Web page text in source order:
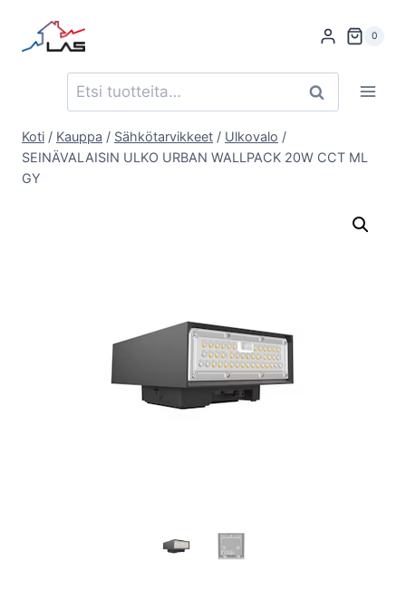
sisältöön
0
Etsi: Haku
Koti / Kauppa / Sähkötarvikkeet / Ulkovalo /
SEINÄVALAISIN ULKO URBAN WALLPACK 20W CCT ML
GY